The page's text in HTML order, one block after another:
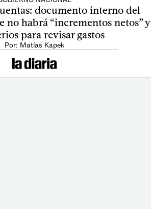
documento interno del
no habrá “incrementos netos” y
para revisar gastos
Por: Matías Kapek